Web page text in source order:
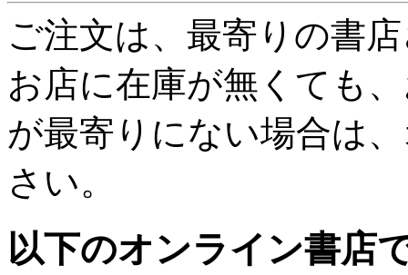
ご注文は、最寄りの書
お店に在庫が無くても
が最寄りにない場合は
さい。
以下のオンライン書店